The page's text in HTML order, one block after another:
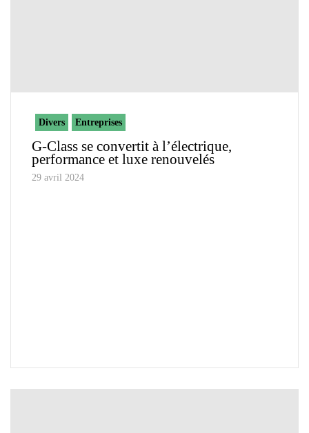
Divers Entreprises
G-Class se convertit à l’électrique,
performance et luxe renouvelés
29 avril 2024